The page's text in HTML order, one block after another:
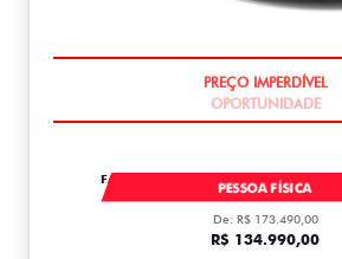
FASTBACK IMPETUS TURBO 200
PESSOA FÍSICA
De: R$ 173.490,00
R$ 134.990,00